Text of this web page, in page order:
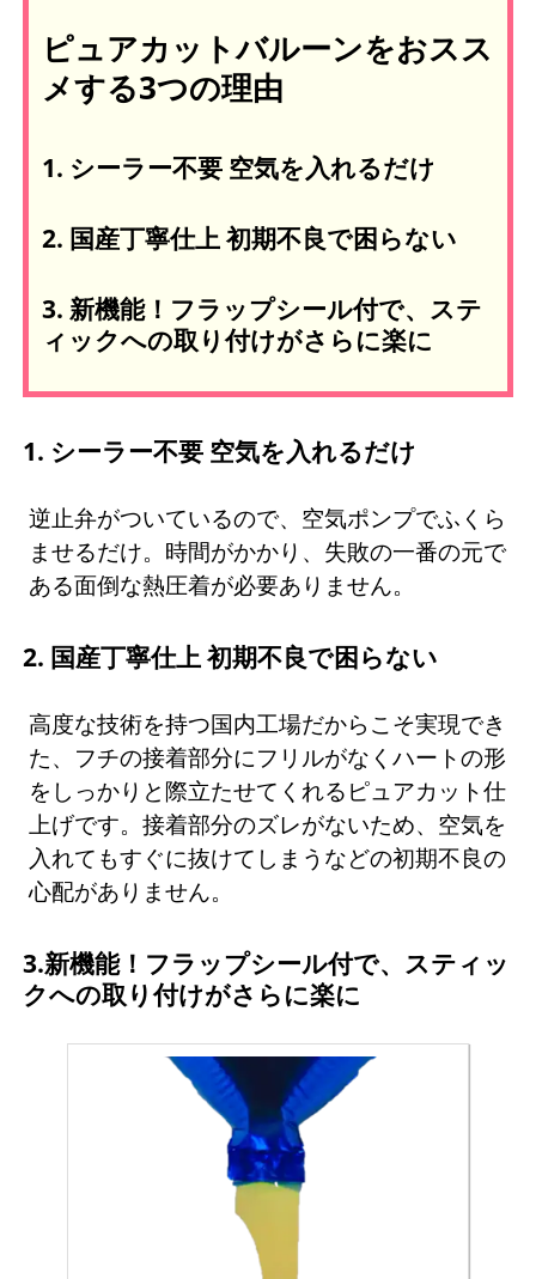
ピュアカットバルーンをおスス
メする3つの理由
1. シーラー不要 空気を入れるだけ
2. 国産丁寧仕上 初期不良で困らない
3. 新機能！フラップシール付で、ステ
ィックへの取り付けがさらに楽に
1. シーラー不要 空気を入れるだけ
逆止弁がついているので、空気ポンプでふくら
ませるだけ。時間がかかり、失敗の一番の元で
ある面倒な熱圧着が必要ありません。
2. 国産丁寧仕上 初期不良で困らない
高度な技術を持つ国内工場だからこそ実現でき
た、フチの接着部分にフリルがなくハートの形
をしっかりと際立たせてくれるピュアカット仕
上げです。接着部分のズレがないため、空気を
入れてもすぐに抜けてしまうなどの初期不良の
心配がありません。
3.新機能！フラップシール付で、スティッ
クへの取り付けがさらに楽に